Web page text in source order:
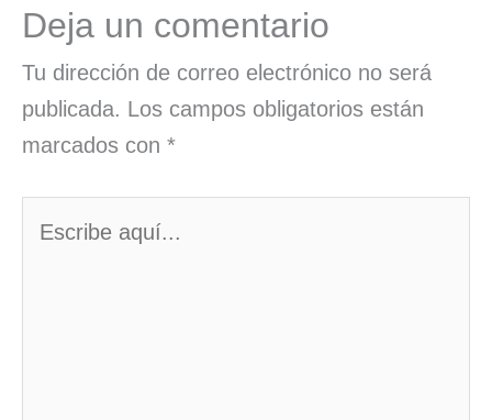
Deja un comentario
Tu dirección de correo electrónico no será
publicada. Los campos obligatorios están
marcados con *